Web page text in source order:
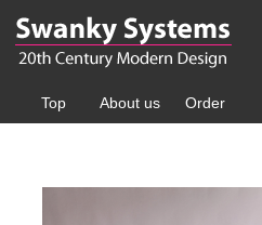
Top About us Order